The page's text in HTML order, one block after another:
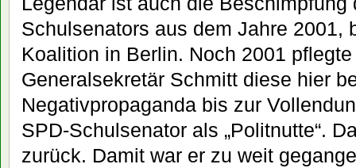
Schulsenators aus dem Jahre 2001,
Koalition in Berlin. Noch 2001
Generalsekretär Schmitt diese hier
Negativpropaganda bis zur
SPD-Schulsenator als „Politnutte“.
zurück. Damit war er zu weit